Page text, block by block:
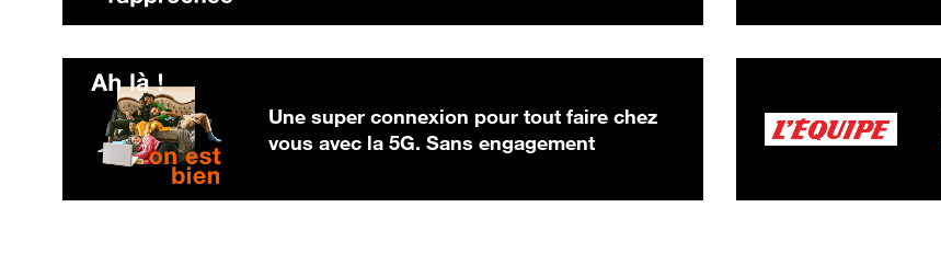
Une super connexion pour tout faire chez
vous avec la 5G. Sans engagement